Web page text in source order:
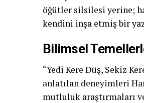
öğütler silsilesi yerine;
kendini inşa etmiş bir
Bilimsel
“Yedi Kere Düş, Sekiz
anlatılan deneyimleri
mutluluk araştırmaları